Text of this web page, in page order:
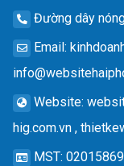
Đường dây
Email:
Website:
hig.com.vn ,
MST: